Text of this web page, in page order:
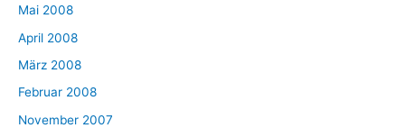
Mai 2008
April 2008
März 2008
Februar 2008
November 2007